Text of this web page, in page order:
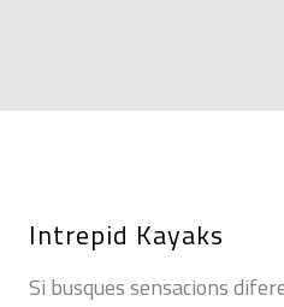
Intrepid Kayaks
Si busques sensacions